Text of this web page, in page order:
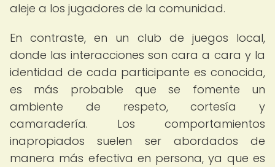
aleje a los jugadores de la comunidad.
En contraste, en un club de juegos local,
donde las interacciones son cara a cara y la
identidad de cada participante es conocida,
es más probable que se fomente un
ambiente de respeto, cortesía y
camaradería. Los comportamientos
inapropiados suelen ser abordados de
manera más efectiva en persona, ya que es